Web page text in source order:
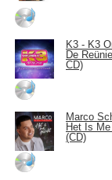
K3 - K3
De
CD)
Marco
Het Is
(CD)